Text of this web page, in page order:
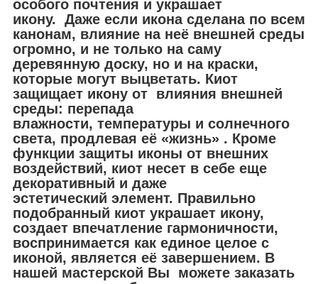
особого почтения и украшает
икону. Даже если икона сделана по всем
канонам, влияние на неё внешней среды
огромно, и не только на саму
деревянную доску, но и на краски,
которые могут выцветать. Киот
защищает икону от влияния внешней
среды: перепада
влажности, температуры и солнечного
света, продлевая её «жизнь» . Кроме
функции защиты иконы от внешних
воздействий, киот несет в себе еще
декоративный и даже
эстетический элемент. Правильно
подобранный киот украшает икону,
создает впечатление гармоничности,
воспринимается как единое целое с
иконой, является её завершением. В
нашей мастерской Вы можете заказать